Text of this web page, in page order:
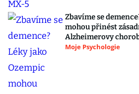
Zbavíme se
mohou přinést
Alzheimerovy
Moje Psychologie